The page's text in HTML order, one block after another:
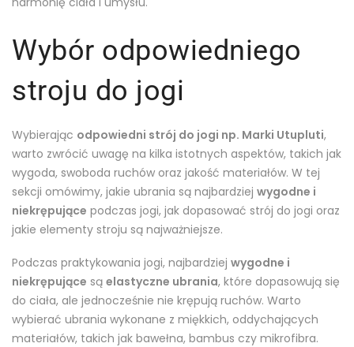
Wybór odpowiedniego
stroju do jogi
Wybierając odpowiedni strój do jogi np. Marki Utupluti,
warto zwrócić uwagę na kilka istotnych aspektów, takich jak
wygoda, swoboda ruchów oraz jakość materiałów. W tej
sekcji omówimy, jakie ubrania są najbardziej wygodne i
niekrępujące podczas jogi, jak dopasować strój do jogi oraz
jakie elementy stroju są najważniejsze.
Podczas praktykowania jogi, najbardziej wygodne i
niekrępujące są elastyczne ubrania, które dopasowują się
do ciała, ale jednocześnie nie krępują ruchów. Warto
wybierać ubrania wykonane z miękkich, oddychających
materiałów, takich jak bawełna, bambus czy mikrofibra.